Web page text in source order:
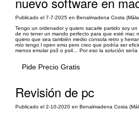
Publicado el 7-7-2025 en Benalmadena Costa
Tengo un ordenador y quiero sacarle partido soy
de no tener un mando perfecto para que esté mac
quiero que sea también medio consola retro y
mío tengo l open emu pero creo que podría ser
menos emular ps3 o ps4... Por eso la solución sería
Pide Precio Gratis
Revisión de pc
Publicado el 2-10-2020 en Benalmadena Costa